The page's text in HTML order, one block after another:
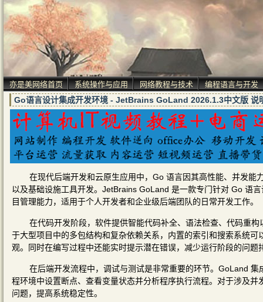
亦是美网络首页 系统操作与应用 网络教程与技术 编程语言与开发
Go语言设计集成开发环境 - JetBrains GoLand 2026.1.3中文版 说
在现代后端开发和云原生应用中，Go 语言因其高性能、并发
以及基础设施工具开发。JetBrains GoLand 是一款专门针对 Go 语
目管理能力，适用于个人开发者和企业级后端团队的日常开发工作。
在代码开发阶段，软件提供智能代码补全、语法检查、代码重
于大型项目中的多包结构和复杂依赖关系，内置的索引和搜索系统
观。同时在编写过程中还能实时提示潜在错误，减少运行阶段的问题
在后端开发流程中，调试与测试是非常重要的环节。GoLand
程环境中设置断点、查看变量状态并分析程序执行流程。对于涉及
问题，提高系统稳定性。